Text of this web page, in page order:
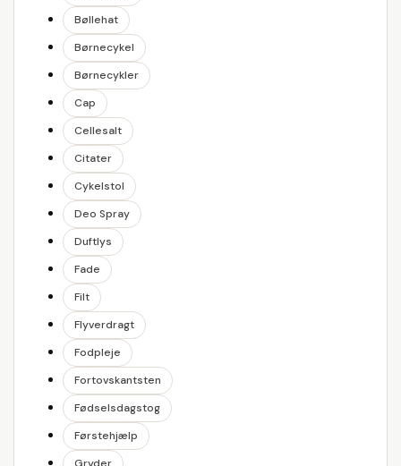
Bøllehat
Børnecykel
Børnecykler
Cap
Cellesalt
Citater
Cykelstol
Deo Spray
Duftlys
Fade
Filt
Flyverdragt
Fodpleje
Fortovskantsten
Fødselsdagstog
Førstehjælp